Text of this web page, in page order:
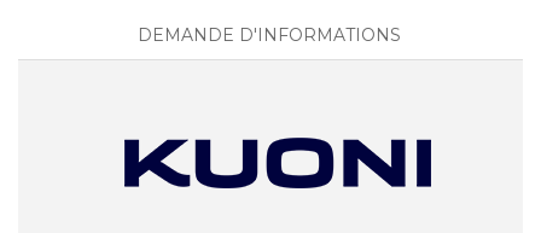
DEMANDE D'INFORMATIONS